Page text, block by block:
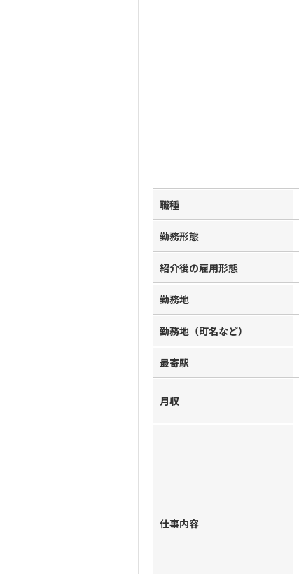
職種
勤務形態
紹介後の雇用形態
勤務地
勤務地（町名など）
最寄駅
月収
仕事内容